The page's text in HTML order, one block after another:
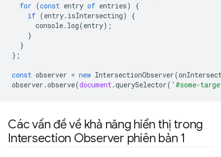
for (const entry of entries)
{
if (entry. isIntersecting)
{
console. log(entry);
}
}
};
const observer = new IntersectionObserver(
observer .observe(document.querySelector( '#some-
Các vấn đề về khả năng hiển thị trong
Intersection Observer phiên bản 1